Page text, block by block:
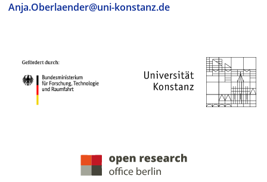
Anja.Oberlaender@uni-konstanz.de